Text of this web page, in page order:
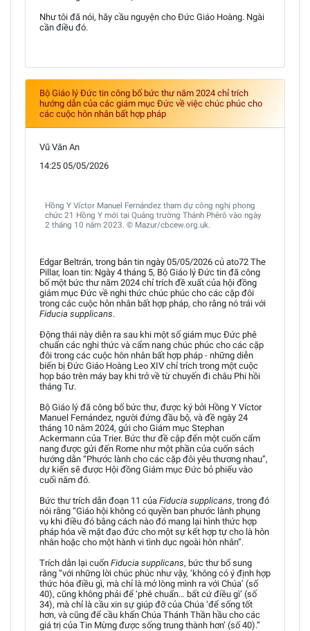
Như tôi đã nói, hãy cầu nguyện cho Đức Giáo Hoàng. Ngài
cần điều đó.
Bộ Giáo lý Đức tin công bố bức thư năm 2024 chỉ trích
hướng dẫn của các giám mục Đức về việc chúc phúc cho
các cuộc hôn nhân bất hợp pháp
Vũ Văn An
14:25 05/05/2026
Hồng Y Víctor Manuel Fernández tham dự công nghị phong
chức 21 Hồng Y mới tại Quảng trường Thánh Phêrô vào ngày
2 tháng 10 năm 2023. © Mazur/cbcew.org.uk.
Edgar Beltrán, trong bản tin ngày 05/05/2026 củ ato72 The
Pillar, loan tin: Ngày 4 tháng 5, Bộ Giáo lý Đức tin đã công
bố một bức thư năm 2024 chỉ trích đề xuất của hội đồng
giám mục Đức về nghi thức chúc phúc cho các cặp đôi
trong các cuộc hôn nhân bất hợp pháp, cho rằng nó trái với
Fiducia supplicans.
Động thái này diễn ra sau khi một số giám mục Đức phê
chuẩn các nghi thức và cẩm nang chúc phúc cho các cặp
đôi trong các cuộc hôn nhân bất hợp pháp - những diễn
biến bị Đức Giáo Hoàng Leo XIV chỉ trích trong một cuộc
họp báo trên máy bay khi trở về từ chuyến đi châu Phi hồi
tháng Tư.
Bộ Giáo lý đã công bố bức thư, được ký bởi Hồng Y Víctor
Manuel Fernández, người đứng đầu bộ, và đề ngày 24
tháng 10 năm 2024, gửi cho Giám mục Stephan
Ackermann của Trier. Bức thư đề cập đến một cuốn cẩm
nang được gửi đến Rome như một phần của cuốn sách
hướng dẫn “Phước lành cho các cặp đôi yêu thương nhau”,
dự kiến sẽ được Hội đồng Giám mục Đức bỏ phiếu vào
cuối năm đó.
Bức thư trích dẫn đoạn 11 của Fiducia supplicans, trong đó
nói rằng “Giáo hội không có quyền ban phước lành phụng
vụ khi điều đó bằng cách nào đó mang lại hình thức hợp
pháp hóa về mặt đạo đức cho một sự kết hợp tự cho là hôn
nhân hoặc cho một hành vi tình dục ngoài hôn nhân”.
Trích dẫn lại cuốn Fiducia supplicans, bức thư bổ sung
rằng “với những lời chúc phúc như vậy, ‘không có ý định hợp
thức hóa điều gì, mà chỉ là mở lòng mình ra với Chúa’ (số
40), cũng không phải để ‘phê chuẩn… bất cứ điều gì’ (số
34), mà chỉ là cầu xin sự giúp đỡ của Chúa ‘để sống tốt
hơn, và cũng để cầu khẩn Chúa Thánh Thần hầu cho các
giá trị của Tin Mừng được sống trung thành hơn’ (số 40).”